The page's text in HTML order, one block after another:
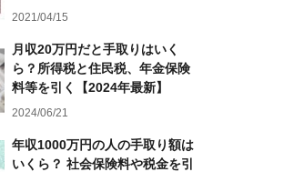
2021/04/15
月収20万円だと手取りはいく
ら？所得税と住民税、年金保険
料等を引く【2024年最新】
2024/06/21
年収1000万円の人の手取り額は
いくら？ 社会保険料や税金を引